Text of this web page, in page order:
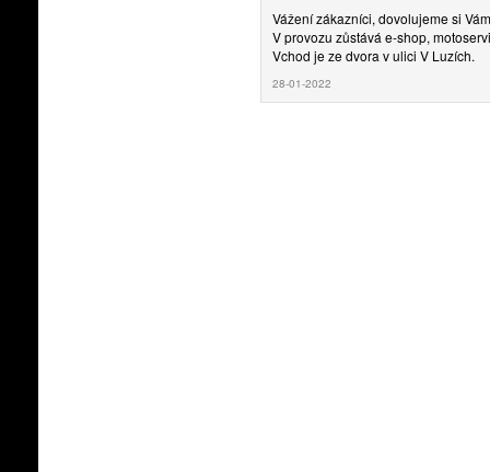
Vážení zákazníci, dovolujeme si
V provozu zůstává e-shop,
Vchod je ze dvora v ulici V Luzích.